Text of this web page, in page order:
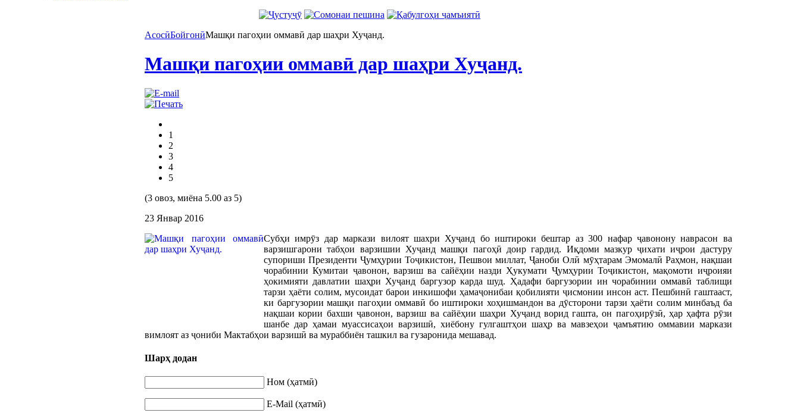
АсосӣБойгонӣМашқи пагоҳии оммавӣ дар шаҳри Хуҷанд.
Машқи пагоҳии оммавӣ дар шаҳри Хуҷанд.
1
2
3
4
5
(3 овоз, миёна 5.00 аз 5)
23 Январ 2016
Субҳи имрӯз дар маркази вилоят шахри Хуҷанд бо иштироки бештар аз 300 нафар ҷавонону наврасон ва
варзишгарони табҳои варзишии Хуҷанд машқи пагоҳӣ доир гардид. Иқдоми мазкур ҷихати иҷрои дастуру
супориши Президенти Ҷумҳурии Тоҷикистон, Пешвои миллат, Ҷаноби Олӣ мӯҳтарам Эмомалӣ Раҳмон, нақшаи
чорабинии Кумитаи ҷавонон, варзиш ва сайёҳии назди Ҳукумати Ҷумҳурии Тоҷикистон, мақомоти иҷроияи
ҳокимияти давлатии шаҳри Хуҷанд баргузор карда шуд. Ҳадафи баргузории ин чорабинии оммавӣ таблищи
тарзи ҳаёти солим, мусоидат барои инкишофи ҳамаҷонибаи қобилияти ҷисмонии инсон аст. Пешбинӣ гаштааст,
ки баргузории машқи пагоҳии оммавӣ бо иштироки хоҳишмандон ва дӯсторони тарзи ҳаёти солим минбаъд ба
нақшаи кории бахши ҷавонон, варзиш ва сайёҳии шаҳри Хуҷанд ворид гашта, он пагоҳирӯзӣ, ҳар ҳафта рӯзи
шанбе дар ҳамаи муассисаҳои варзишӣ, хиёбону гулгаштҳои шаҳр ва мавзеҳои ҷамъятию оммавии маркази
вимлоят аз ҷониби Мактабҳои варзишӣ ва мураббиён ташкил ва гузаронида мешавад.
Шарҳ додан
Ном (ҳатмӣ)
E-Mail (ҳатмӣ)